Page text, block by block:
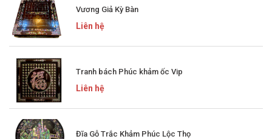
Vương Giả Kỳ Bàn
Liên hệ
Tranh bách Phúc khảm ốc Vip
Liên hệ
Đĩa Gỗ Trắc Khảm Phúc Lộc Thọ